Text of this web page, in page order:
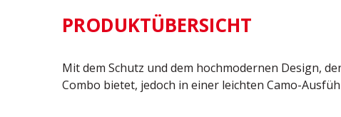
PRODUKTÜBERSICHT
Mit dem Schutz und dem hochmodernen Design,
Combo bietet, jedoch in einer leichten Camo-